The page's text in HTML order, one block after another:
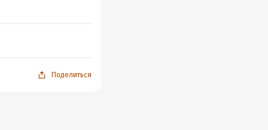
Поделиться